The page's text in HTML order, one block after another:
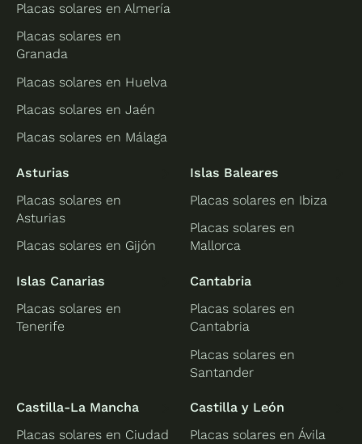
Placas solares en Almería
Placas solares en
Granada
Placas solares en Huelva
Placas solares en Jaén
Placas solares en Málaga
Asturias
Placas solares en
Asturias
Placas solares en Gijón
Islas Baleares
Placas solares en Ibiza
Placas solares en
Mallorca
Islas Canarias
Placas solares en
Tenerife
Cantabria
Placas solares en
Cantabria
Placas solares en
Santander
Castilla-La Mancha
Placas solares en Ciudad
Castilla y León
Placas solares en Ávila